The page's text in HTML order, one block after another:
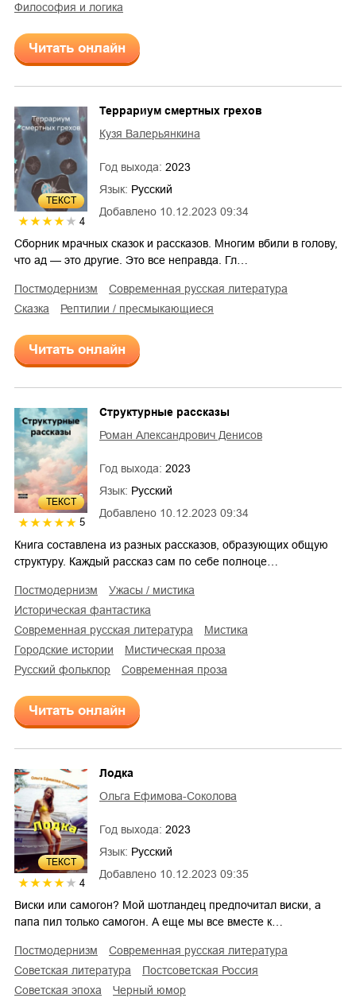
философия и логика
Читать онлайн
ТЕКСТ
4
Добавлено 10.12.2023 09:34
Террариум смертных грехов
Кузя Валерьянкина
Год выхода: 2023
Язык: Русский
Сборник мрачных сказок и рассказов. Многим вбили в голову,
что ад — это другие. Это все неправда. Гл…
постмодернизм
современная русская литература
сказка
рептилии / пресмыкающиеся
Читать онлайн
ТЕКСТ
5
Добавлено 10.12.2023 09:34
Структурные рассказы
Роман Александрович Денисов
Год выхода: 2023
Язык: Русский
Книга составлена из разных рассказов, образующих общую
структуру. Каждый рассказ сам по себе полноце…
постмодернизм
ужасы / мистика
историческая фантастика
современная русская литература
мистика
городские истории
мистическая проза
русский фольклор
современная проза
Читать онлайн
ТЕКСТ
4
Добавлено 10.12.2023 09:35
Лодка
Ольга Ефимова-Соколова
Год выхода: 2023
Язык: Русский
Виски или самогон? Мой шотландец предпочитал виски, а
папа пил только самогон. А еще мы все вместе к…
постмодернизм
современная русская литература
советская литература
постсоветская Россия
советская эпоха
черный юмор